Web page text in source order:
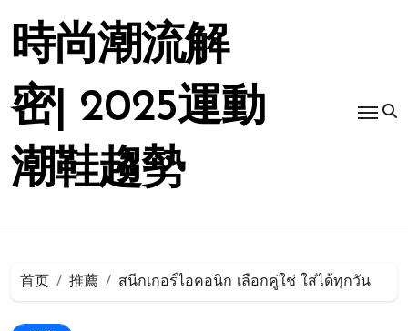
時尚潮流解
密| 2025運動
潮鞋趨勢
首页 推薦 สนีกเกอร์ไอคอนิก เลือกคู่ใช่ ใส่ได้ทุกวัน